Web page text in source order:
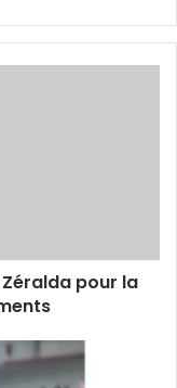
Zéralda pour la